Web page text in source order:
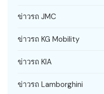
ข่าวรถ JMC
ข่าวรถ KG Mobility
ข่าวรถ KIA
ข่าวรถ Lamborghini